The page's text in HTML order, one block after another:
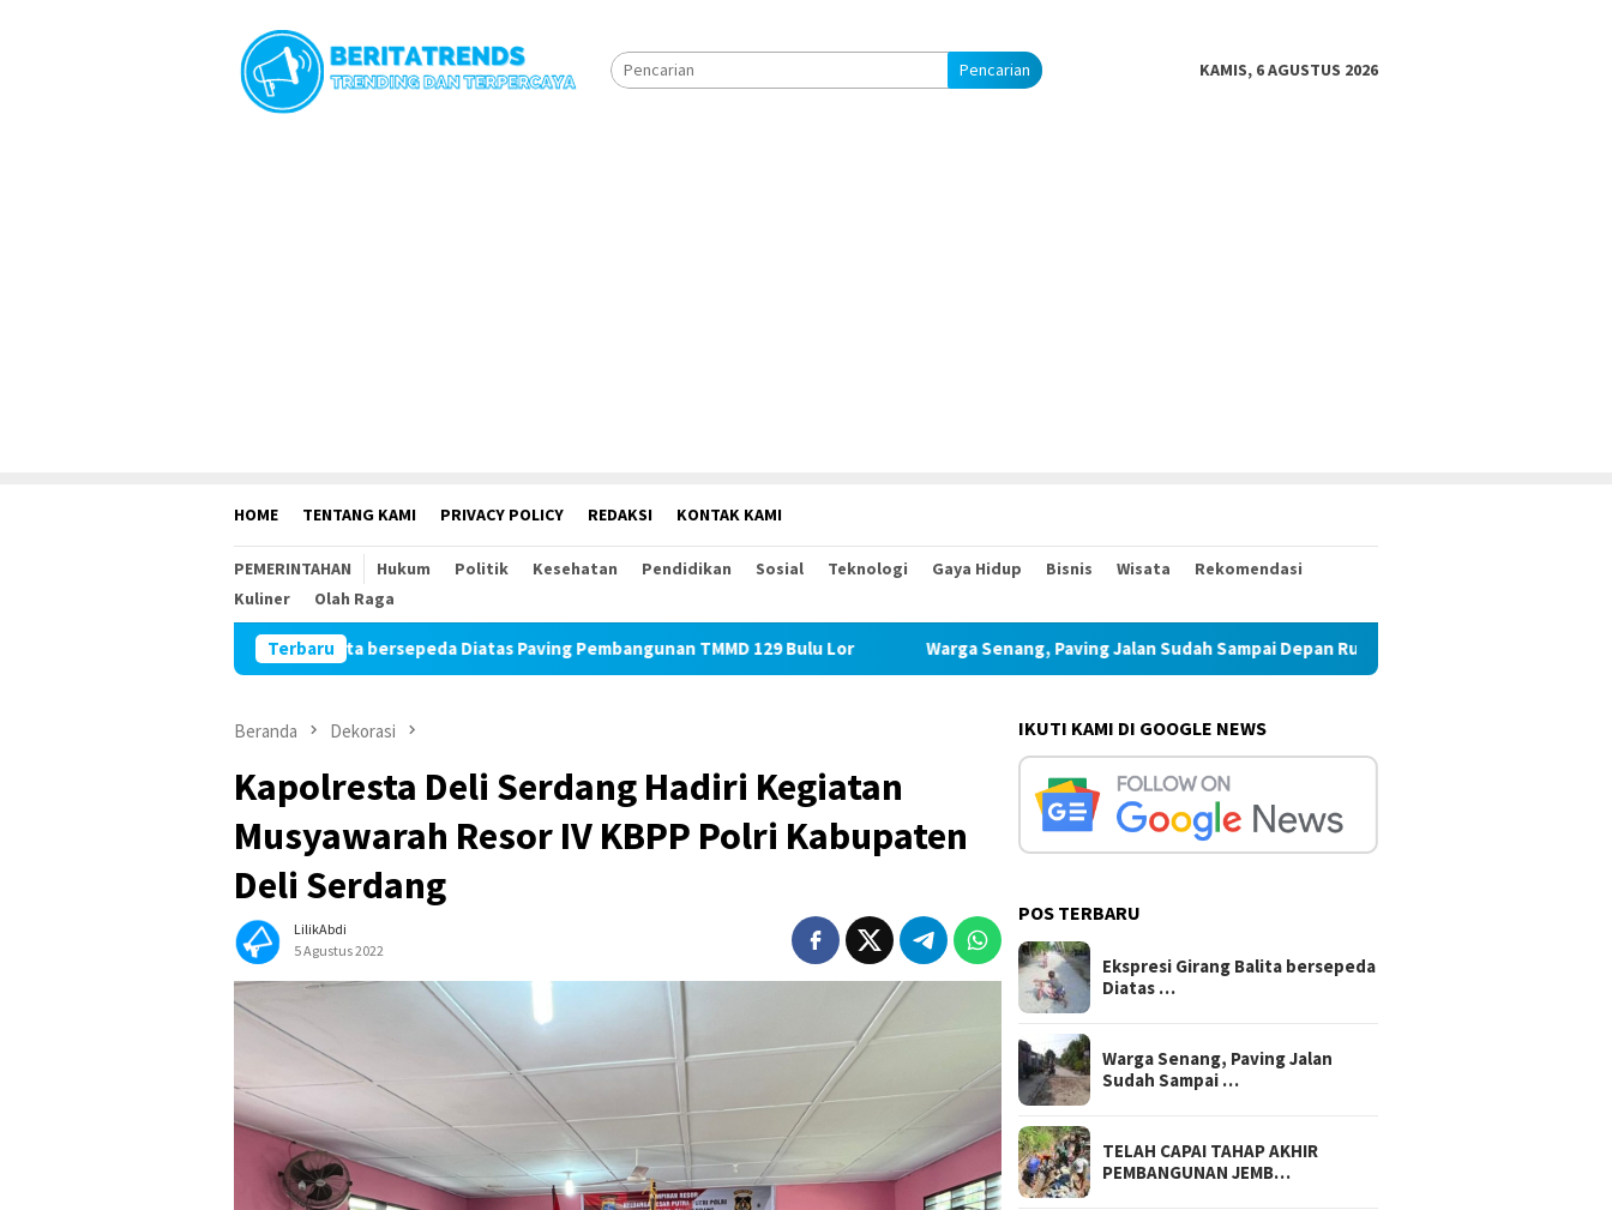
Pencarian KAMIS, 6 AGUSTUS 2026
HOME TENTANG KAMI PRIVACY POLICY REDAKSI KONTAK KAMI
PEMERINTAHAN Hukum Politik Kesehatan Pendidikan Sosial Teknologi Gaya Hidup Bisnis Wisata
Rekomendasi
Kuliner
Olah Raga
Terbaru
Ekspresi Girang Balita bersepeda Diatas Paving Pembangunan TMMD 129 Bulu Lor Warga Senang, Paving Jalan Sudah Sampai Depan Rumah TELAH CAPAI TAHAP AKHIR
Beranda Dekorasi
Kapolresta Deli Serdang Hadiri Kegiatan
Musyawarah Resor IV KBPP Polri Kabupaten
Deli Serdang
LilikAbdi
5 Agustus 2022
IKUTI KAMI DI GOOGLE NEWS
POS TERBARU
Ekspresi Girang Balita bersepeda
Diatas …
Warga Senang, Paving Jalan
Sudah Sampai …
TELAH CAPAI TAHAP AKHIR
PEMBANGUNAN JEMB…